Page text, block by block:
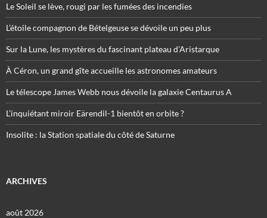
Le Soleil se lève, rougi par les fumées des incendies
L’étoile compagnon de Bételgeuse se dévoile un peu plus
Sur la Lune, les mystères du fascinant plateau d’Aristarque
À Céron, un grand gîte accueille les astronomes amateurs
Le télescope James Webb nous dévoile la galaxie Centaurus A
L’inquiétant miroir Eärendil-1 bientôt en orbite ?
Insolite : la Station spatiale du côté de Saturne
ARCHIVES
août 2026